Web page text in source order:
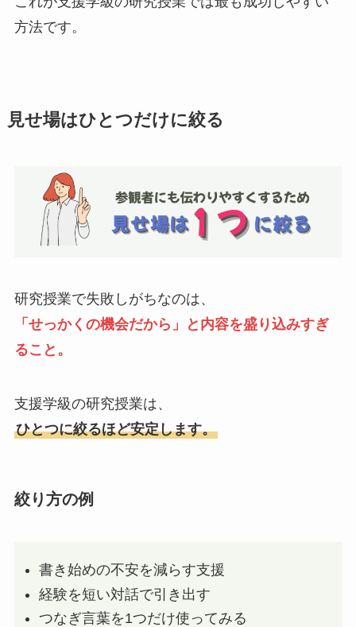
方法です。
見せ場はひとつだけに絞る
研究授業で失敗しがちなのは、
「せっかくの機会だから」と内容を盛り込みすぎ
ること。
支援学級の研究授業は、
ひとつに絞るほど安定します。
絞り方の例
書き始めの不安を減らす支援
経験を短い対話で引き出す
つなぎ言葉を1つだけ使ってみる